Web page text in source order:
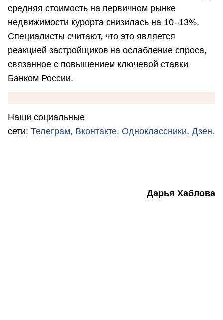
средняя стоимость на первичном рынке
недвижимости курорта снизилась на 10–13%.
Специалисты считают, что это является
реакцией застройщиков на ослабление спроса,
связанное с повышением ключевой ставки
Банком России.
Наши социальные
сети: Телеграм, Вконтакте, Одноклассники, Дзен.
Дарья Хаблова